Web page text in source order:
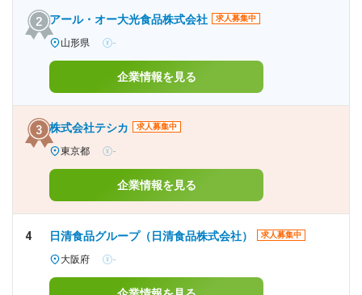
アール・オー大光食品株式会社 求人募集中
山形県 -
企業情報を見る
株式会社テシカ 求人募集中
東京都 -
企業情報を見る
4 日清食品グループ（日清食品株式会社） 求人募集中
大阪府 -